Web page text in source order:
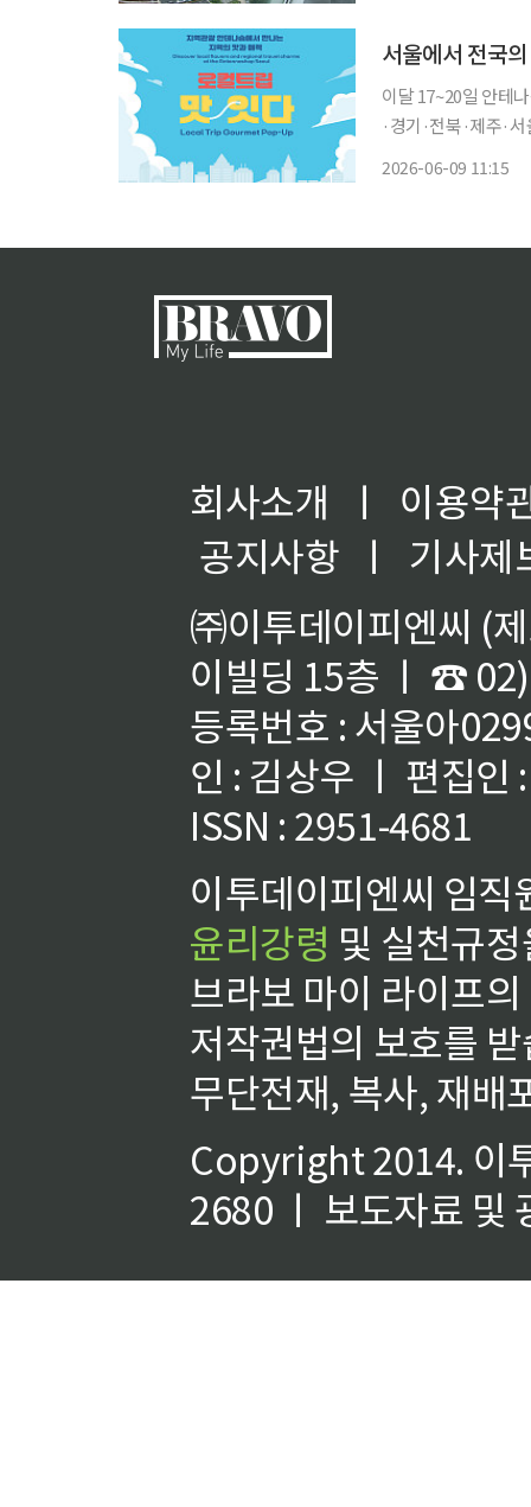
서울에서 전국
이달 17~20일 안테나숍
·경기·전북·제주·
2026-06-09 11:15
회사소개 ㅣ
이용약
공지사항
ㅣ
기사제
㈜이투데이피엔씨 (
이빌딩 15층 ㅣ ☎
등록번호 : 서울아
인 : 김상우 ㅣ 편집인
ISSN : 2951-4681
이투데이피엔씨 임
윤리강령 및 실천규
브라보 마이 라이프
저작권법의 보호를
무단전재, 복사, 재배
Copyright 2014. 이
2680 ㅣ 보도자료